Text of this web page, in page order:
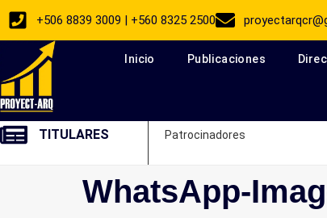
+506 8839 3009 | +560 8325 2500
Inicio Publicaciones
TITULARES Patrocinadores
WhatsApp-